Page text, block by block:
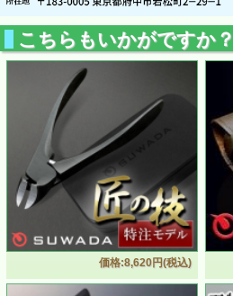
こちらもいかがですか？
価格:8,620円(税込)